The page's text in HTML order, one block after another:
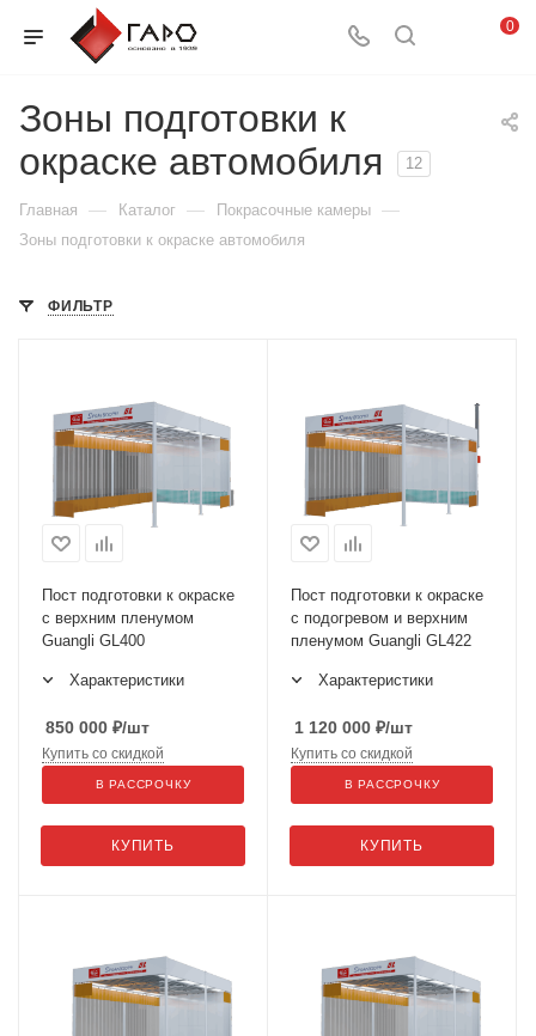
0
Зоны подготовки к
окраске автомобиля
12
Главная — Каталог — Покрасочные камеры —
Зоны подготовки к окраске автомобиля
ФИЛЬТР
Пост подготовки к окраске
с верхним пленумом
Guangli GL400
Характеристики
850 000 ₽/шт
КУПИТЬ
Купить со скидкой
В РАССРОЧКУ
Пост подготовки к окраске
с подогревом и верхним
пленумом Guangli GL422
Характеристики
1 120 000 ₽/шт
КУПИТЬ
Купить со скидкой
В РАССРОЧКУ